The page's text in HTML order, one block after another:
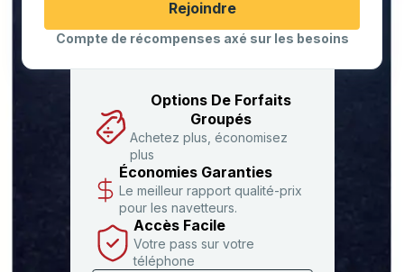
Compte de récompenses axé sur les besoins
Rejoindre
Options De Forfaits
Groupés
Achetez plus, économisez
plus
Économies Garanties
Le meilleur rapport qualité-prix
pour les navetteurs.
Accès Facile
Votre pass sur votre
téléphone